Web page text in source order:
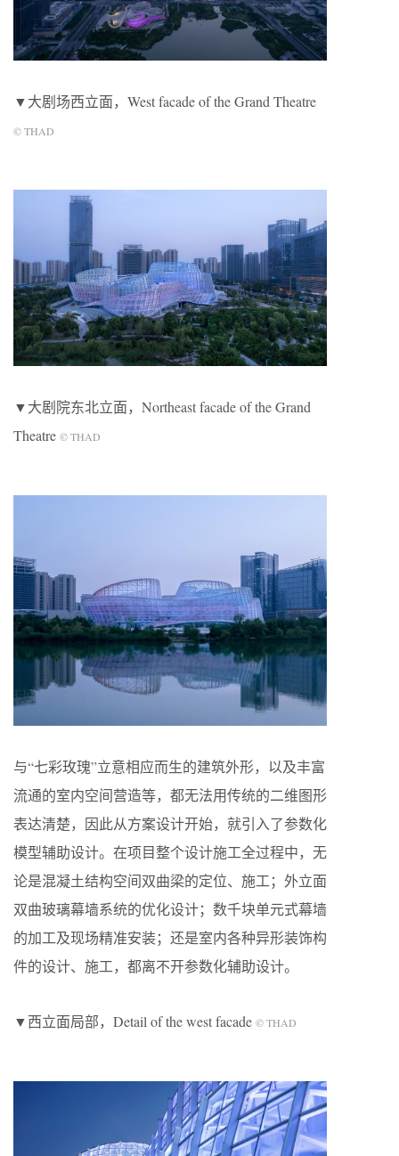
▼大剧场西立面，West facade of the Grand Theatre
© THAD
▼大剧院东北立面，Northeast facade of the Grand
Theatre © THAD
与“七彩玫瑰”立意相应而生的建筑外形，以及丰富
流通的室内空间营造等，都无法用传统的二维图形
表达清楚，因此从方案设计开始，就引入了参数化
模型辅助设计。在项目整个设计施工全过程中，无
论是混凝土结构空间双曲梁的定位、施工；外立面
双曲玻璃幕墙系统的优化设计；数千块单元式幕墙
的加工及现场精准安装；还是室内各种异形装饰构
件的设计、施工，都离不开参数化辅助设计。
▼西立面局部，Detail of the west facade © THAD